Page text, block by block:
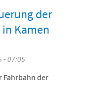
der
Kamen
- 07:05